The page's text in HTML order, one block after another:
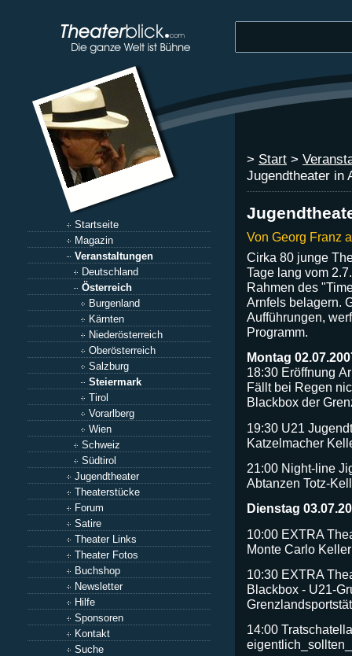
Startseite
Magazin
Veranstaltungen
Deutschland
Österreich
Burgenland
Kärnten
Niederösterreich
Oberösterreich
Salzburg
Steiermark
Tirol
Vorarlberg
Wien
Schweiz
Südtirol
Jugendtheater
Theaterstücke
Forum
Satire
Theater Links
Theater Fotos
Buchshop
Newsletter
Hilfe
Sponsoren
Kontakt
Suche
> Start >
Jugendtheater in
Von Georg Franz
Cirka 80 junge
Tage lang vom
Rahmen des
Arnfels belagern.
Aufführungen,
Programm.
Montag
18:30 Eröffnung
Fällt bei Regen
Blackbox der
19:30 U21
Katzelmacher
21:00 Night-line
Abtanzen Totz-
Dienstag
10:00 EXTRA
Monte Carlo
10:30 EXTRA
Blackbox - U21-
14:00